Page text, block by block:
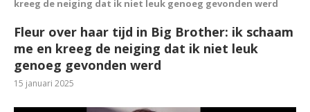
kreeg de neiging dat ik niet leuk genoeg gevonden werd
Fleur over haar tijd in Big Brother: ik schaam
me en kreeg de neiging dat ik niet leuk
genoeg gevonden werd
15 januari 2025